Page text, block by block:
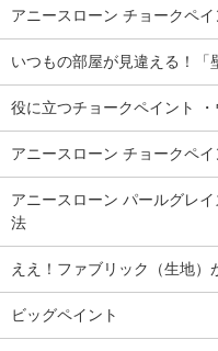
アニースローン チョークペ
いつもの部屋が見違える！「
役に立つチョークペイント
アニースローン チョークペ
アニースローン パールグレ
法
ええ！ファブリック（生地）
ビッグペイント